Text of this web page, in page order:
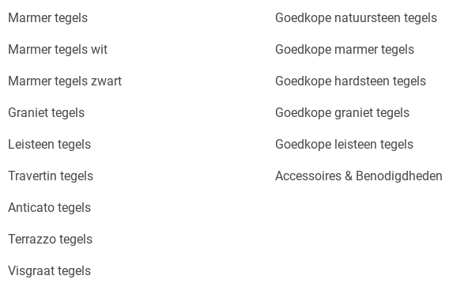
Marmer tegels
Marmer tegels wit
Marmer tegels zwart
Graniet tegels
Leisteen tegels
Travertin tegels
Anticato tegels
Terrazzo tegels
Visgraat tegels
Goedkope natuursteen tegels
Goedkope marmer tegels
Goedkope hardsteen tegels
Goedkope graniet tegels
Goedkope leisteen tegels
Accessoires & Benodigdheden